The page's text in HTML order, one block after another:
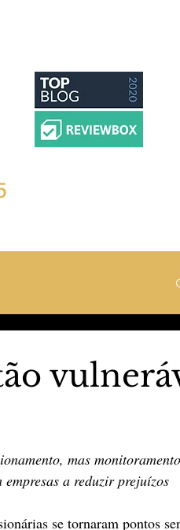
São Paulo
mas
a reduzir prejuízos
se tornaram pontos